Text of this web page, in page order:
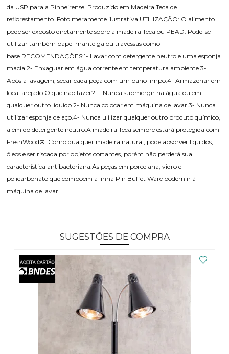
da USP para a Pinheirense. Produzido em Madeira Teca de
reflorestamento. Foto meramente ilustrativa UTILIZAÇÃO: O alimento
pode ser exposto diretamente sobre a madeira Teca ou PEAD. Pode-se
utilizar também papel manteiga ou travessas como
base.RECOMENDAÇÕES:1- Lavar com detergente neutro e uma esponja
macia.2- Enxaguar em água corrente em temperatura ambiente.3-
Após a lavagem, secar cada peça com um pano limpo.4- Armazenar em
local arejado.O que não fazer? 1- Nunca submergir na água ou em
qualquer outro liquido.2- Nunca colocar em máquina de lavar.3- Nunca
utilizar esponja de aço.4- Nunca ulilizar qualquer outro produto químico,
além do detergente neutro.A madeira Teca sempre estará protegida com
FreshWood®. Como qualquer madeira natural, pode absorver liquidos,
óleos e ser riscada por objetos cortantes, porém não perderá sua
característica antibacteriana.As peças em porcelana, vidro e
policarbonato que compõem a linha Pin Buffet Ware podem ir à
máquina de lavar.
SUGESTÕES DE COMPRA